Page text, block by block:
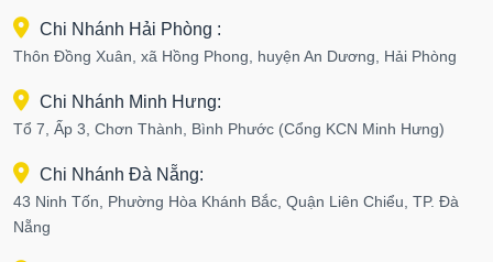
Chi Nhánh Hải Phòng :
Thôn Đồng Xuân, xã Hồng Phong, huyện An Dương, Hải Phòng
Chi Nhánh Minh Hưng:
Tổ 7, Ấp 3, Chơn Thành, Bình Phước (Cổng KCN Minh Hưng)
Chi Nhánh Đà Nẵng:
43 Ninh Tốn, Phường Hòa Khánh Bắc, Quận Liên Chiểu, TP. Đà
Nẵng